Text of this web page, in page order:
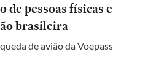
de pessoas físicas e
brasileira
de avião da Voepass